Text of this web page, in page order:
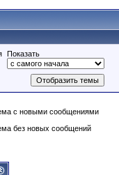
Показать
с новыми сообщениями
без новых сообщений